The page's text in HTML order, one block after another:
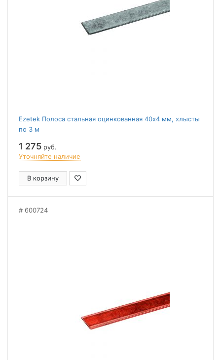
Ezetek Полоса стальная оцинкованная 40х4 мм, хлысты
по 3 м
1 275 руб.
Уточняйте наличие
В корзину
600724